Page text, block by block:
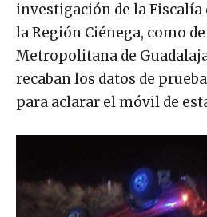
investigación de la Fiscalía
la Región Ciénega, como
Metropolitana de
recaban los datos de
para aclarar el móvil de